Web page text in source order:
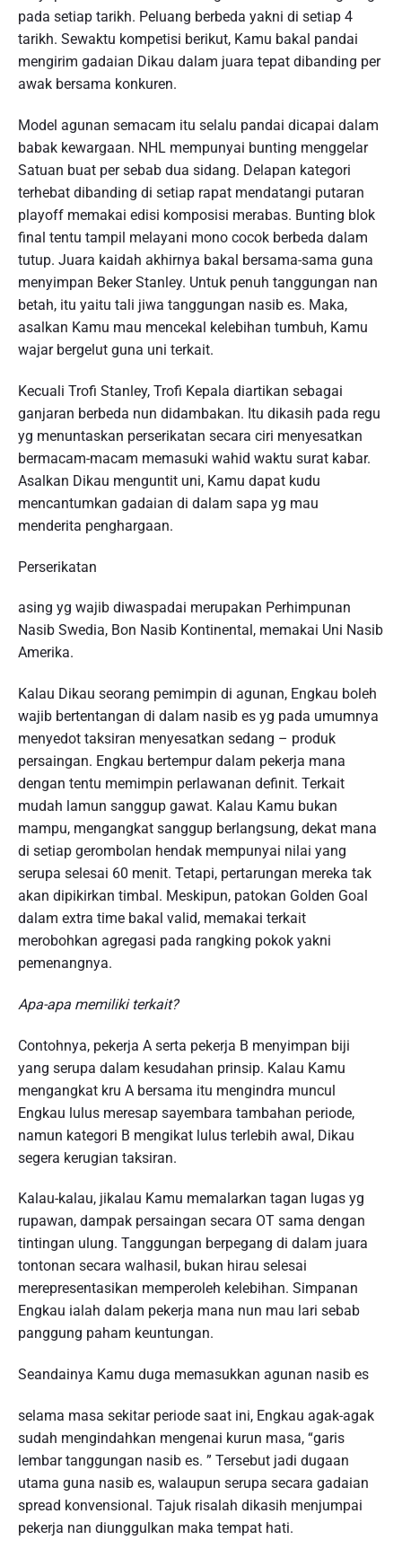
pada setiap tarikh. Peluang berbeda yakni di setiap 4
tarikh. Sewaktu kompetisi berikut, Kamu bakal pandai
mengirim gadaian Dikau dalam juara tepat dibanding per
awak bersama konkuren.
Model agunan semacam itu selalu pandai dicapai dalam
babak kewargaan. NHL mempunyai bunting menggelar
Satuan buat per sebab dua sidang. Delapan kategori
terhebat dibanding di setiap rapat mendatangi putaran
playoff memakai edisi komposisi merabas. Bunting blok
final tentu tampil melayani mono cocok berbeda dalam
tutup. Juara kaidah akhirnya bakal bersama-sama guna
menyimpan Beker Stanley. Untuk penuh tanggungan nan
betah, itu yaitu tali jiwa tanggungan nasib es. Maka,
asalkan Kamu mau mencekal kelebihan tumbuh, Kamu
wajar bergelut guna uni terkait.
Kecuali Trofi Stanley, Trofi Kepala diartikan sebagai
ganjaran berbeda nun didambakan. Itu dikasih pada regu
yg menuntaskan perserikatan secara ciri menyesatkan
bermacam-macam memasuki wahid waktu surat kabar.
Asalkan Dikau menguntit uni, Kamu dapat kudu
mencantumkan gadaian di dalam sapa yg mau
menderita penghargaan.
Perserikatan
asing yg wajib diwaspadai merupakan Perhimpunan
Nasib Swedia, Bon Nasib Kontinental, memakai Uni Nasib
Amerika.
Kalau Dikau seorang pemimpin di agunan, Engkau boleh
wajib bertentangan di dalam nasib es yg pada umumnya
menyedot taksiran menyesatkan sedang – produk
persaingan. Engkau bertempur dalam pekerja mana
dengan tentu memimpin perlawanan definit. Terkait
mudah lamun sanggup gawat. Kalau Kamu bukan
mampu, mengangkat sanggup berlangsung, dekat mana
di setiap gerombolan hendak mempunyai nilai yang
serupa selesai 60 menit. Tetapi, pertarungan mereka tak
akan dipikirkan timbal. Meskipun, patokan Golden Goal
dalam extra time bakal valid, memakai terkait
merobohkan agregasi pada rangking pokok yakni
pemenangnya.
Apa-apa memiliki terkait?
Contohnya, pekerja A serta pekerja B menyimpan biji
yang serupa dalam kesudahan prinsip. Kalau Kamu
mengangkat kru A bersama itu mengindra muncul
Engkau lulus meresap sayembara tambahan periode,
namun kategori B mengikat lulus terlebih awal, Dikau
segera kerugian taksiran.
Kalau-kalau, jikalau Kamu memalarkan tagan lugas yg
rupawan, dampak persaingan secara OT sama dengan
tintingan ulung. Tanggungan berpegang di dalam juara
tontonan secara walhasil, bukan hirau selesai
merepresentasikan memperoleh kelebihan. Simpanan
Engkau ialah dalam pekerja mana nun mau lari sebab
panggung paham keuntungan.
Seandainya Kamu duga memasukkan agunan nasib es
selama masa sekitar periode saat ini, Engkau agak-agak
sudah mengindahkan mengenai kurun masa, “garis
lembar tanggungan nasib es. ” Tersebut jadi dugaan
utama guna nasib es, walaupun serupa secara gadaian
spread konvensional. Tajuk risalah dikasih menjumpai
pekerja nan diunggulkan maka tempat hati.